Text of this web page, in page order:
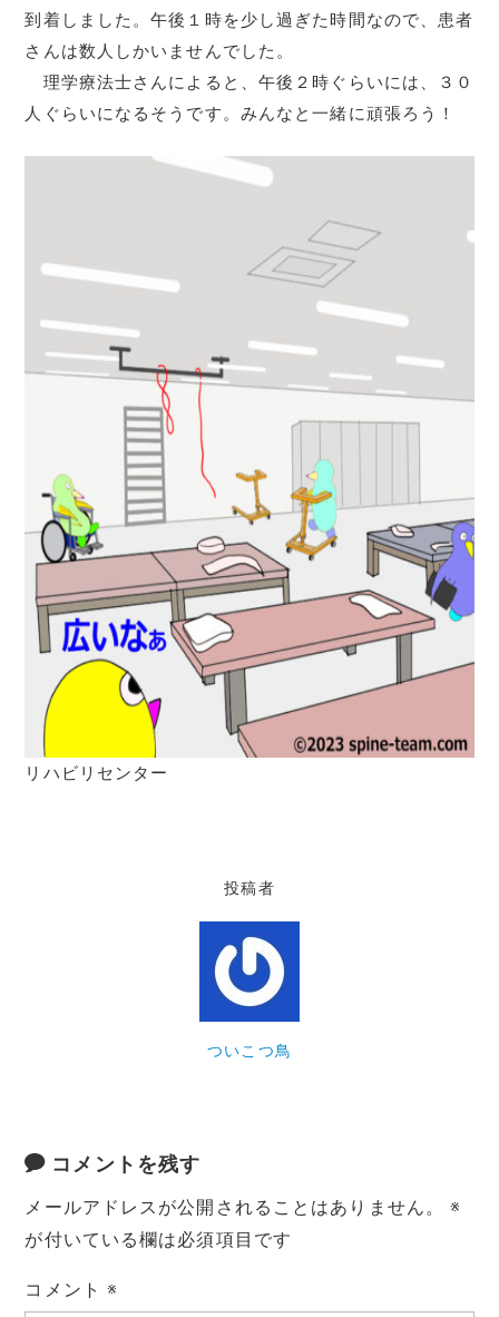
到着しました。午後１時を少し過ぎた時間なので、患者
さんは数人しかいませんでした。
理学療法士さんによると、午後２時ぐらいには、３０
人ぐらいになるそうです。みんなと一緒に頑張ろう！
リハビリセンター
投稿者
ついこつ鳥
コメントを残す
メールアドレスが公開されることはありません。
※
が付いている欄は必須項目です
コメント※